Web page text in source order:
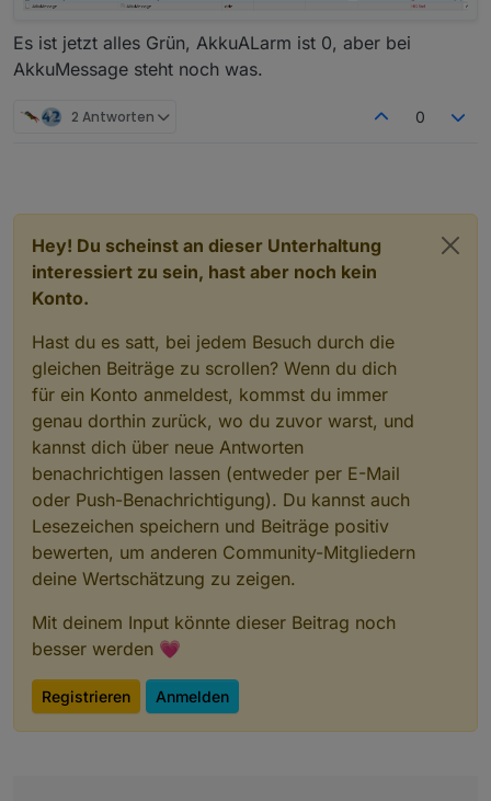
Es ist jetzt alles Grün, AkkuALarm ist 0, aber bei
AkkuMessage steht noch was.
2 Antworten 0
Hey! Du scheinst an dieser Unterhaltung
interessiert zu sein, hast aber noch kein
Konto.
Hast du es satt, bei jedem Besuch durch die
gleichen Beiträge zu scrollen? Wenn du dich
für ein Konto anmeldest, kommst du immer
genau dorthin zurück, wo du zuvor warst, und
kannst dich über neue Antworten
benachrichtigen lassen (entweder per E-Mail
oder Push-Benachrichtigung). Du kannst auch
Lesezeichen speichern und Beiträge positiv
bewerten, um anderen Community-Mitgliedern
deine Wertschätzung zu zeigen.
Mit deinem Input könnte dieser Beitrag noch
besser werden 💗
Registrieren Anmelden